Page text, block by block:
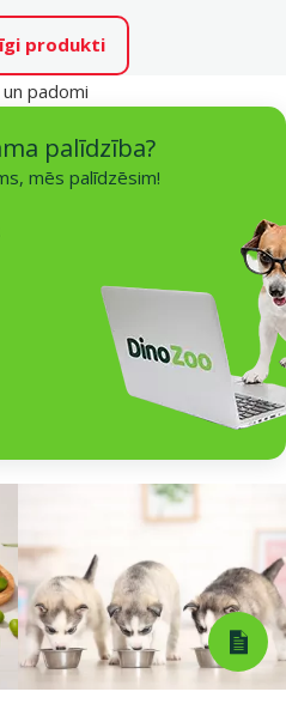
produkti
padomi
palīdzība?
mēs palīdzēsim!